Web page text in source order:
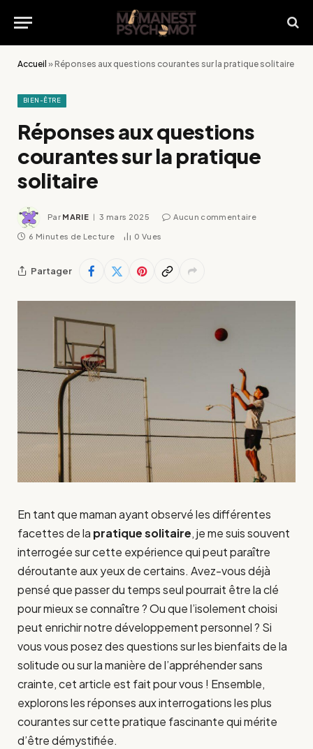
Accueil »Réponses aux questions courantes sur la pratique solitaire
BIEN-ÊTRE
Réponses aux questions
courantes sur la pratique
solitaire
Par MARIE 3 mars 2025 Aucun commentaire
6 Minutes de Lecture 0 Vues
Partager
En tant que maman ayant observé les différentes
facettes de la pratique solitaire, je me suis souvent
interrogée sur cette expérience qui peut paraître
déroutante aux yeux de certains. Avez-vous déjà
pensé que passer du temps seul pourrait être la clé
pour mieux se connaître ? Ou que l’isolement choisi
peut enrichir notre développement personnel ? Si
vous vous posez des questions sur les bienfaits de la
solitude ou sur la manière de l’appréhender sans
crainte, cet article est fait pour vous ! Ensemble,
explorons les réponses aux interrogations les plus
courantes sur cette pratique fascinante qui mérite
d’être démystifiée.